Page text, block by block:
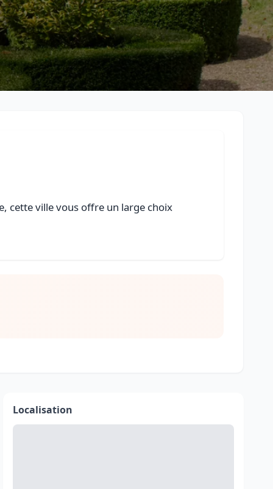
cette ville vous offre un large choix
Localisation